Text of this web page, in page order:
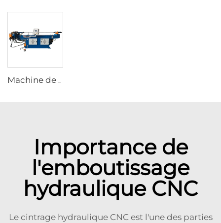
Importance de
l'emboutissage
hydraulique CNC
Le cintrage hydraulique CNC est l'une des parties